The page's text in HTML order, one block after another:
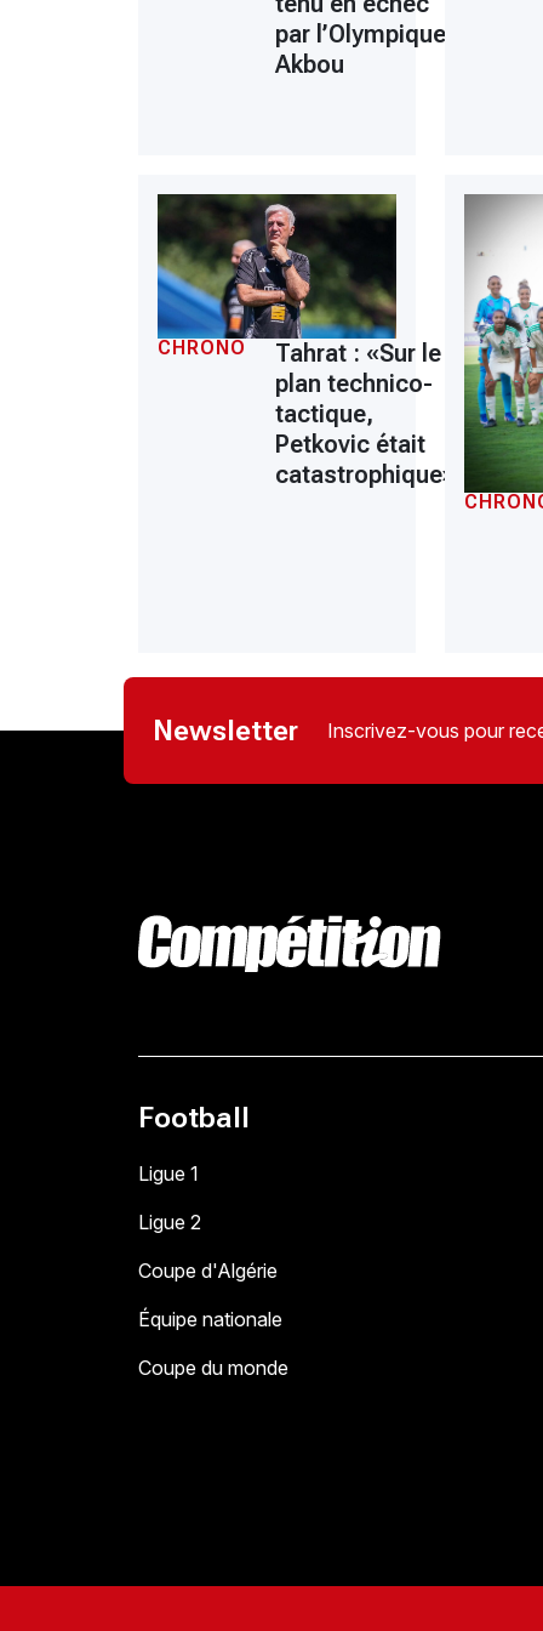
par l’Olympique
Akbou
CHRONO
Tahrat : «Sur le
plan technico-
tactique,
Petkovic était
catastrophique»
Newsletter Inscrivez-vous pour
Football
Ligue 1
Ligue 2
Coupe d'Algérie
Équipe nationale
Coupe du monde